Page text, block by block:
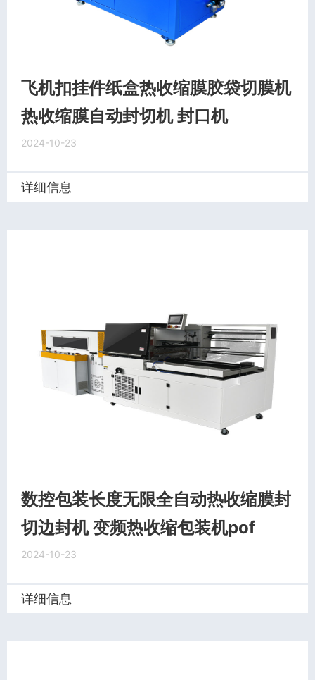
飞机扣挂件纸盒热收缩膜胶袋切膜机
热收缩膜自动封切机 封口机
2024-10-23
详细信息
数控包装长度无限全自动热收缩膜封
切边封机 变频热收缩包装机pof
2024-10-23
详细信息